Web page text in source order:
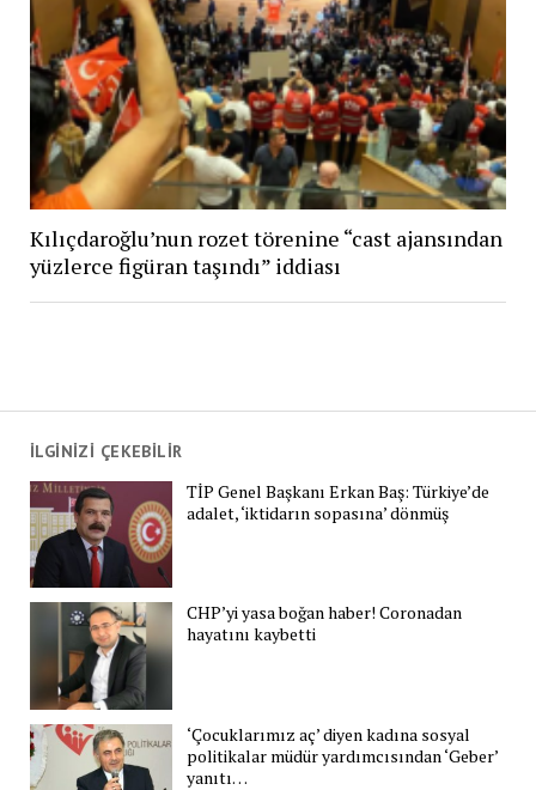
İLGİNİZİ ÇEKEBİLİR
TİP Genel Başkanı Erkan Baş: Türkiye’de
adalet, ‘iktidarın sopasına’ dönmüş
CHP’yi yasa boğan haber! Coronadan
hayatını kaybetti
‘Çocuklarımız aç’ diyen kadına sosyal
politikalar müdür yardımcısından ‘Geber’
yanıtı…
Kılıçdaroğlu’nun rozet törenine “cast ajansından
yüzlerce figüran taşındı” iddiası